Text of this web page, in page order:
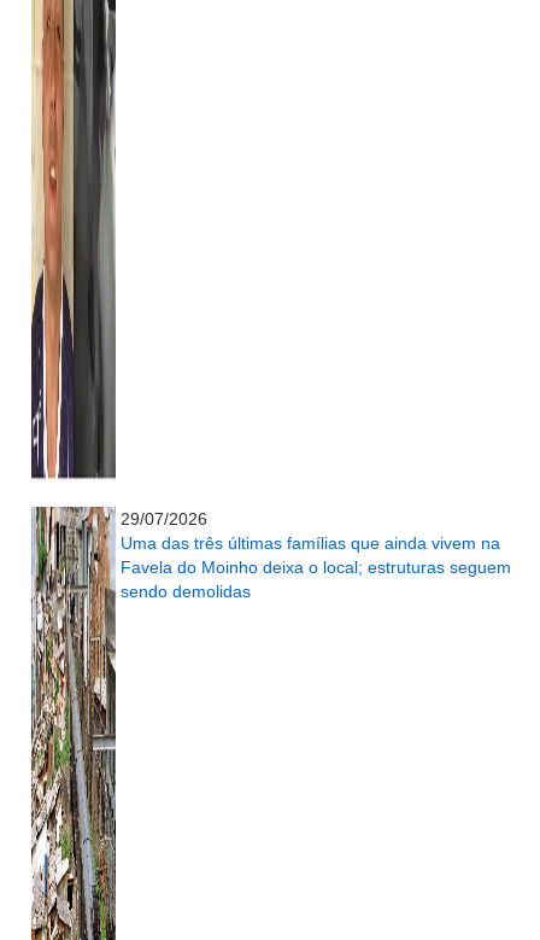
29/07/2026
Uma das três últimas famílias que ainda vivem na
Favela do Moinho deixa o local; estruturas seguem
sendo demolidas